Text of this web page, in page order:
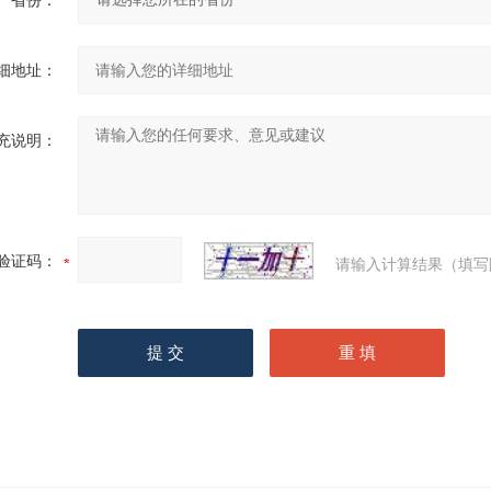
地址：
说明：
证码： 请输入计算结果（填